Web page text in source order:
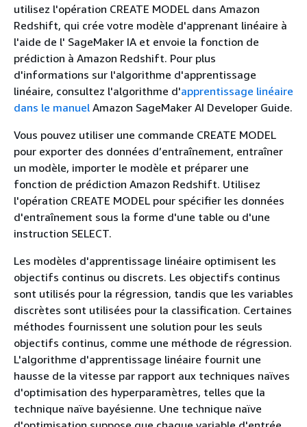
utilisez l'opération CREATE MODEL dans Amazon
Redshift, qui crée votre modèle d'apprenant linéaire à
l'aide de l' SageMaker IA et envoie la fonction de
prédiction à Amazon Redshift. Pour plus
d'informations sur l'algorithme d'apprentissage
linéaire, consultez l'algorithme d'apprentissage linéaire
dans le manuel Amazon SageMaker AI Developer Guide.
Vous pouvez utiliser une commande CREATE MODEL
pour exporter des données d’entraînement, entraîner
un modèle, importer le modèle et préparer une
fonction de prédiction Amazon Redshift. Utilisez
l'opération CREATE MODEL pour spécifier les données
d'entraînement sous la forme d'une table ou d'une
instruction SELECT.
Les modèles d'apprentissage linéaire optimisent les
objectifs continus ou discrets. Les objectifs continus
sont utilisés pour la régression, tandis que les variables
discrètes sont utilisées pour la classification. Certaines
méthodes fournissent une solution pour les seuls
objectifs continus, comme une méthode de régression.
L'algorithme d'apprentissage linéaire fournit une
hausse de la vitesse par rapport aux techniques naïves
d'optimisation des hyperparamètres, telles que la
technique naïve bayésienne. Une technique naïve